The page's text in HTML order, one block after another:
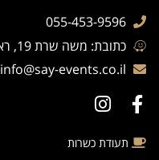
055-453-9596
כתובת: משה שרת 19, ראשון לציון
info@say-events.co.il
תעודת כשרות